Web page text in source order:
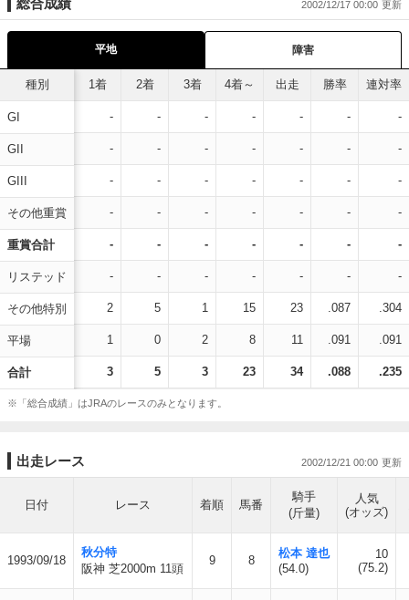
総合成績 2002/12/17 00:00
平地 障害
種別
GI
GII
GIII
その他重賞
重賞合計
リステッド
その他特別
平場
合計
1着 2着 3着 4着～ 出走 勝率 連対率
- - - - - - -
- - - - - - -
- - - - - - -
- - - - - - -
- - - - - - -
- - - - - - -
2 5 1 15 23 .087 .304
1 0 2 8 11 .091 .091
3 5 3 23 34 .088 .235
※「総合成績」はJRAのレースのみとなります。
出走レース 2002/12/21 00:00
日付 レース 着順 馬番
騎手
(斤量)
人気
(オッズ)
1993/09/18
秋分特
阪神 芝2000m 11頭
9 8
松本 達也
(54.0)
10
(75.2)